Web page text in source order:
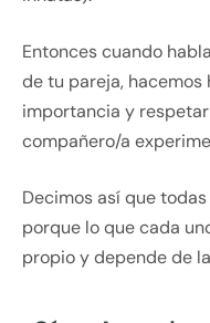
Entonces cuando
de tu pareja,
importancia y
compañero/a
Decimos así que
porque lo que cada
propio y depende de